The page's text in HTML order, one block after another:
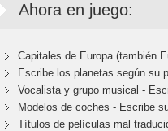
Ahora en juego:
Capitales de Europa (también
Escribe los planetas según su
Vocalista y grupo musical -
Modelos de coches - Escribe
Títulos de películas mal